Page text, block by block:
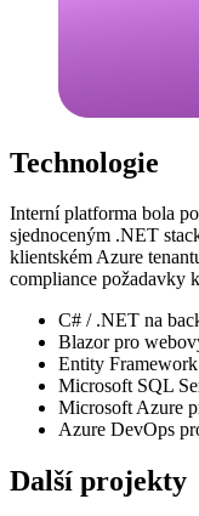
Technologie
Interní platforma bola
sjednoceným .NET
klientském Azure
compliance požadavky
C# / .NET na
Blazor pro
Entity
Microsoft SQL
Microsoft Azure
Azure DevOps
Další projekty